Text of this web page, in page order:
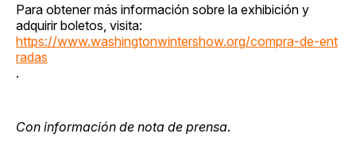
Para obtener más información sobre la exhibición y
adquirir boletos, visita:
https://www.washingtonwintershow.org/compra-de-ent
radas
.
Con información de nota de prensa.